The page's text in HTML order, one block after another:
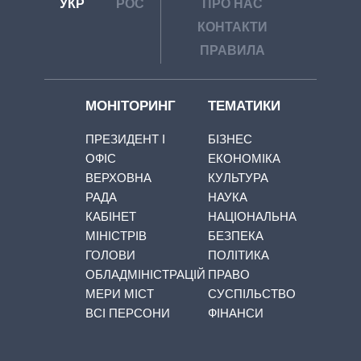
УКР РОС
ПРО НАС
КОНТАКТИ
ПРАВИЛА
МОНІТОРИНГ
ПРЕЗИДЕНТ І
ОФІС
ВЕРХОВНА
РАДА
КАБІНЕТ
МІНІСТРІВ
ГОЛОВИ
ОБЛАДМІНІСТРАЦІЙ
МЕРИ МІСТ
ВСІ ПЕРСОНИ
ТЕМАТИКИ
БІЗНЕС
ЕКОНОМІКА
КУЛЬТУРА
НАУКА
НАЦІОНАЛЬНА
БЕЗПЕКА
ПОЛІТИКА
ПРАВО
СУСПІЛЬСТВО
ФІНАНСИ